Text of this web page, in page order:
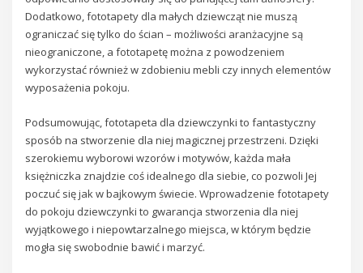
Dodatkowo, fototapety dla małych dziewcząt nie muszą
ograniczać się tylko do ścian – możliwości aranżacyjne są
nieograniczone, a fototapetę można z powodzeniem
wykorzystać również w zdobieniu mebli czy innych elementów
wyposażenia pokoju.
Podsumowując, fototapeta dla dziewczynki to fantastyczny
sposób na stworzenie dla niej magicznej przestrzeni. Dzięki
szerokiemu wyborowi wzorów i motywów, każda mała
księżniczka znajdzie coś idealnego dla siebie, co pozwoli Jej
poczuć się jak w bajkowym świecie. Wprowadzenie fototapety
do pokoju dziewczynki to gwarancja stworzenia dla niej
wyjątkowego i niepowtarzalnego miejsca, w którym będzie
mogła się swobodnie bawić i marzyć.